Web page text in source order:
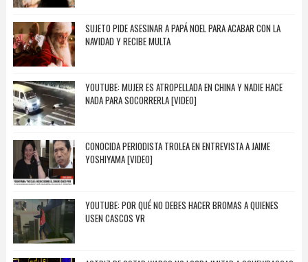
SUJETO PIDE ASESINAR A PAPÁ NOEL PARA ACABAR CON LA
NAVIDAD Y RECIBE MULTA
YOUTUBE: MUJER ES ATROPELLADA EN CHINA Y NADIE HACE
NADA PARA SOCORRERLA [VIDEO]
CONOCIDA PERIODISTA TROLEA EN ENTREVISTA A JAIME
YOSHIYAMA [VIDEO]
YOUTUBE: POR QUÉ NO DEBES HACER BROMAS A QUIENES
USEN CASCOS VR